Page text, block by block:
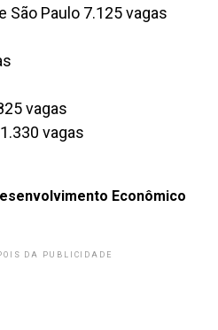
São Paulo 7.125 vagas
vagas
vagas
Econômico
DA PUBLICIDADE